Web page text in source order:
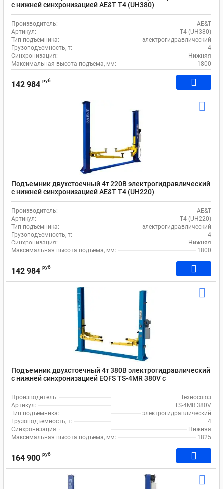
с нижней синхронизацией AE&T T4 (UH380)
Производитель:
AE&T
Артикул:
T4 (UH380)
Тип подъемника:
электрогидравлический
Грузоподъемность, т:
4
Синхронизация:
Нижняя
Максимальная высота подъема, мм:
1800
142 984 руб
Подъемник двухстоечный 4т 220В электрогидравлический
с нижней синхронизацией AE&T T4 (UH220)
Производитель:
AE&T
Артикул:
T4 (UH220)
Тип подъемника:
электрогидравлический
Грузоподъемность, т:
4
Синхронизация:
Нижняя
Максимальная высота подъема, мм:
1800
142 984 руб
Подъемник двухстоечный 4т 380В электрогидравлический
с нижней синхронизацией EQFS TS-4MR 380V с
проставками
Производитель:
Техносоюз
Артикул:
TS-4MR 380V
Тип подъемника:
электрогидравлический
Грузоподъемность, т:
4
Синхронизация:
Нижняя
Максимальная высота подъема, мм:
1825
164 900 руб